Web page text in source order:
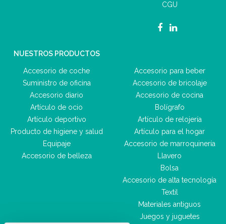
CGU
NUESTROS PRODUCTOS
Accesorio de coche
Suministro de oficina
Accesorio diario
Artículo de ocio
Artículo deportivo
Producto de higiene y salud
Equipaje
Accesorio de belleza
Accesorio para beber
Accesorio de bricolaje
Accesorio de cocina
Bolígrafo
Artículo de relojería
Artículo para el hogar
Accesorio de marroquinería
Llavero
Bolsa
Accesorio de alta tecnología
Textil
Materiales antiguos
Juegos y juguetes